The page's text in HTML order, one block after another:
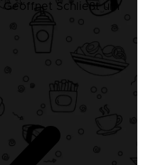
Geöffnet Schließt um